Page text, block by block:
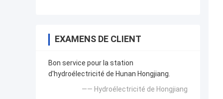
EXAMENS DE CLIENT
Bon service pour la station
d'hydroélectricité de Hunan Hongjiang.
—— Hydroélectricité de Hongjiang